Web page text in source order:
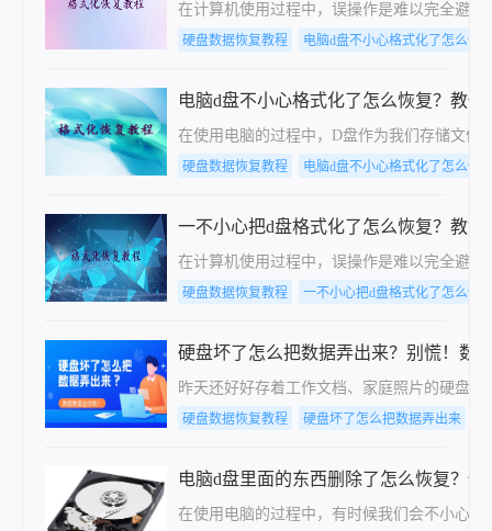
在计算机使用过程中，误操作是难以完全避
硬盘数据恢复教程 电脑d盘不小心格式化了怎么恢
电脑d盘不小心格式化了怎么恢复？教
在使用电脑的过程中，D盘作为我们存储文件
硬盘数据恢复教程 电脑d盘不小心格式化了怎么恢
一不小心把d盘格式化了怎么恢复？教
在计算机使用过程中，误操作是难以完全避
硬盘数据恢复教程 一不小心把d盘格式化了怎么恢
硬盘坏了怎么把数据弄出来？别慌！数
昨天还好好存着工作文档、家庭照片的硬盘
硬盘数据恢复教程 硬盘坏了怎么把数据弄出来
电脑d盘里面的东西删除了怎么恢复？
在使用电脑的过程中，有时候我们会不小心